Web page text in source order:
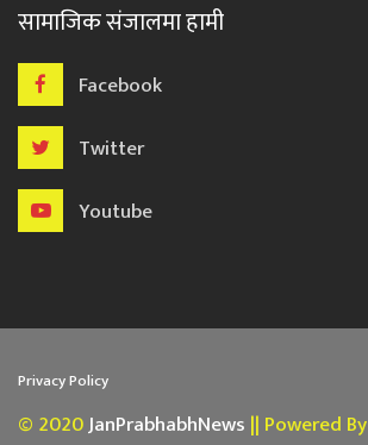
सामाजिक संजालमा हामी
Facebook
Twitter
Youtube
Privacy Policy
© 2020JanPrabhabhNews || Powered By